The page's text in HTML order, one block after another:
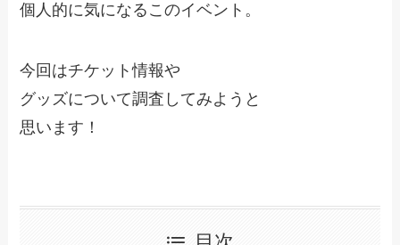
個人的に気になるこのイベント。
今回はチケット情報や
グッズについて調査してみようと
思います！